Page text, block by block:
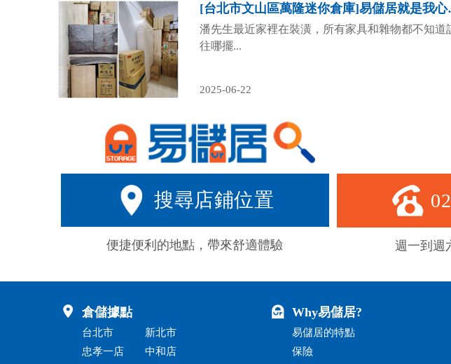
[台北市文山
潘先生最近家裡在裝潢，所有家具和雜物都不知道
往哪擺...
2025-06-22
搜尋店鋪位置
便捷便利的地點，帶來舒適體驗 週一到週
倉儲據點
台北市
忠孝一店
新北市
中和店
Why易儲居?
易儲居的特點
保險